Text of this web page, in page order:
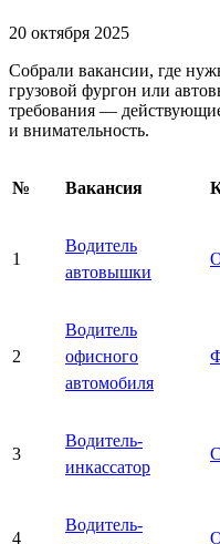
20 октября 2025
Собрали вакансии, где
грузовой фургон или
требования —
и внимательность.
№ Вакансия
1
Водитель
автовышки
2
Водитель
офисного
автомобиля
3
Водитель-
инкассатор
4
Водитель-